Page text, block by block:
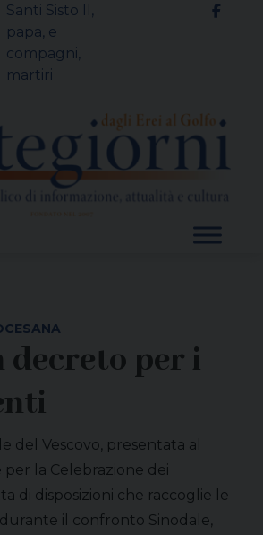
Santi Sisto II,
papa, e
compagni,
martiri
decreto per i
del Vescovo, presentata al
per la Celebrazione dei
di disposizioni che raccoglie le
il confronto Sinodale,